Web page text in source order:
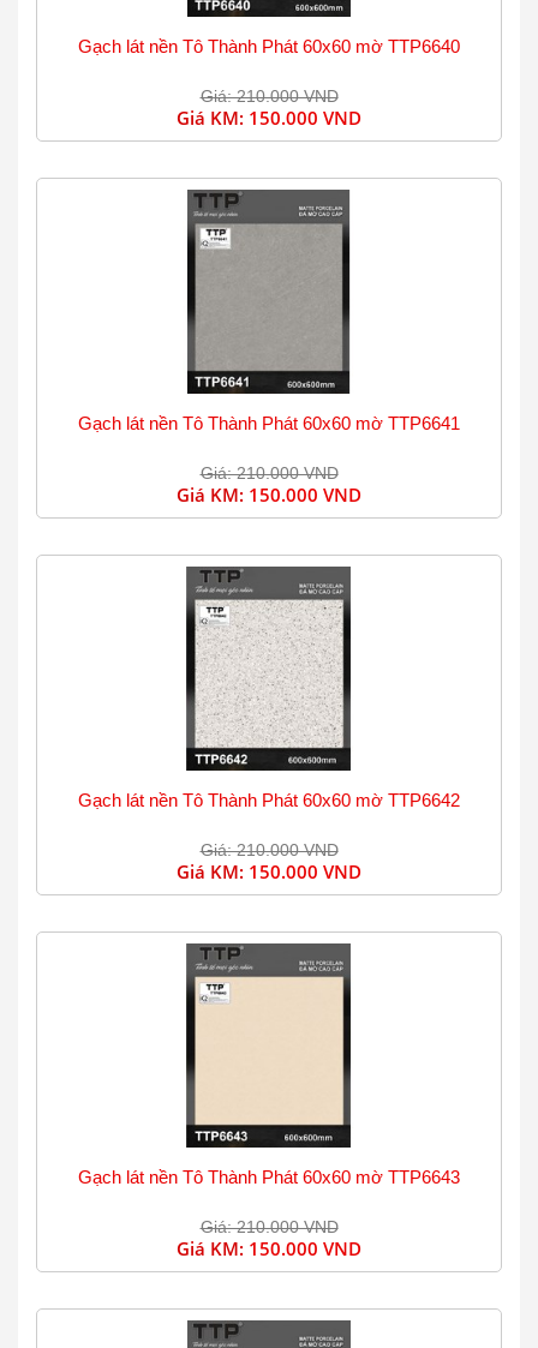
Gạch lát nền Tô Thành Phát 60x60 mờ TTP6640
Giá: 210.000 VND
Giá KM: 150.000 VND
Gạch lát nền Tô Thành Phát 60x60 mờ TTP6641
Giá: 210.000 VND
Giá KM: 150.000 VND
Gạch lát nền Tô Thành Phát 60x60 mờ TTP6642
Giá: 210.000 VND
Giá KM: 150.000 VND
Gạch lát nền Tô Thành Phát 60x60 mờ TTP6643
Giá: 210.000 VND
Giá KM: 150.000 VND